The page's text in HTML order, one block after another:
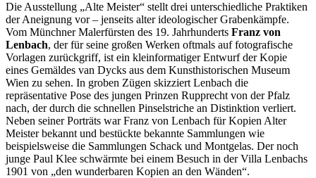
Die Ausstellung „Alte Meister“ stellt drei unterschiedliche Praktiken
der Aneignung vor – jenseits alter ideologischer Grabenkämpfe.
Vom Münchner Malerfürsten des 19. Jahrhunderts Franz von
Lenbach, der für seine großen Werken oftmals auf fotografische
Vorlagen zurückgriff, ist ein kleinformatiger Entwurf der Kopie
eines Gemäldes van Dycks aus dem Kunsthistorischen Museum
Wien zu sehen. In groben Zügen skizziert Lenbach die
repräsentative Pose des jungen Prinzen Rupprecht von der Pfalz
nach, der durch die schnellen Pinselstriche an Distinktion verliert.
Neben seiner Porträts war Franz von Lenbach für Kopien Alter
Meister bekannt und bestückte bekannte Sammlungen wie
beispielsweise die Sammlungen Schack und Montgelas. Der noch
junge Paul Klee schwärmte bei einem Besuch in der Villa Lenbachs
1901 von „den wunderbaren Kopien an den Wänden“.